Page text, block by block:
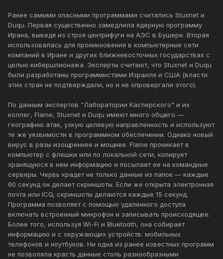
Ранее самыми опасными программами считались Stuxnet и
Duqu. Первая существенно замедлила ядерную программу
Ирана, выведя из строя центрифуги на АЭС в Бушере. Вторая
использовалась для проникновения в компьютерные сети
компаний в Иране и других ближневосточных государствах с
целью кибершпионажа. Эксперты считают, что Stuxnet и Duqu
были разработаны программистами Израиля и США (власти
этих стран не подтверждали, но и не опровергали этого).
По данным экспертов "Лаборатории Касперского" и их
коллег, Flame, Stuxnet и Duqu имеют много общего —
географию атак, узкую целевую направленность и используют
те же уязвимости в программном обеспечении. Однако новый
вирус в разы изощреннее и мощнее. Flame проникает в
компьютер с флешки или по локальной сети, копирует
хранящуюся в нем информацию и посылает ее на командные
серверы. Червь крадет не только данные из папок — каждые
60 секунд он делает скриншоты. Если же открыта электронная
почта или ICQ, скриншоты делаются каждые 15 секунд.
Программа позволяет с помощью удаленного доступа
включать встроенный микрофон и записывать происходящее.
Более того, используя Wi-Fi и Bluetooth, она собирает
информацию и с окружающих устройств: мобильных
телефонов и ноутбуков. Ни одна из ранее известных программ
не позволяла красть данные столь разнообразными